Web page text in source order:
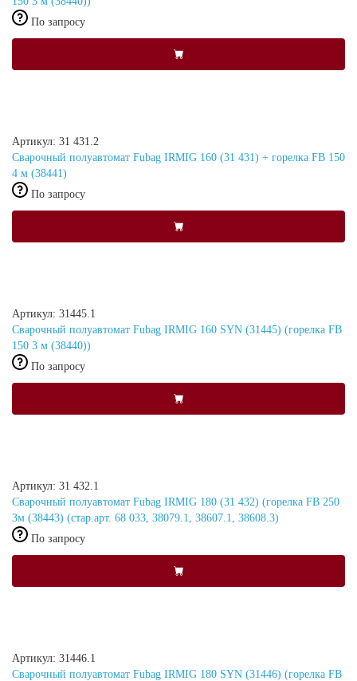
По запросу
Артикул: 31 431.2
Сварочный полуавтомат Fubag IRMIG 160 (31 431) + горелка FB 150
4 м (38441)
По запросу
Артикул: 31445.1
Сварочный полуавтомат Fubag IRMIG 160 SYN (31445) (горелка FB
150 3 м (38440))
По запросу
Артикул: 31 432.1
Сварочный полуавтомат Fubag IRMIG 180 (31 432) (горелка FB 250
3м (38443) (стар.арт. 68 033, 38079.1, 38607.1, 38608.3)
По запросу
Артикул: 31446.1
Сварочный полуавтомат Fubag IRMIG 180 SYN (31446) (горелка FB